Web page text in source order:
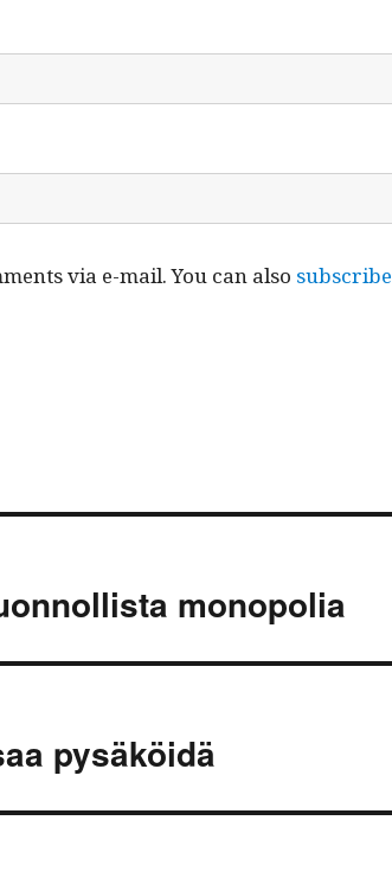
via e-mail. You can also subscribe
monopolia
pysäköidä